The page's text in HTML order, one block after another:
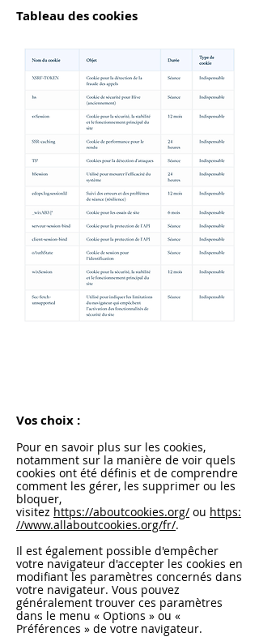
Tableau des cookies
Vos choix :
Pour en savoir plus sur les cookies,
notamment sur la manière de voir quels
cookies ont été définis et de comprendre
comment les gérer, les supprimer ou les
bloquer,
visitez https://aboutcookies.org/ ou https:
//www.allaboutcookies.org/fr/.
Il est également possible d'empêcher
votre navigateur d'accepter les cookies en
modifiant les paramètres concernés dans
votre navigateur. Vous pouvez
généralement trouver ces paramètres
dans le menu « Options » ou «
Préférences » de votre navigateur.